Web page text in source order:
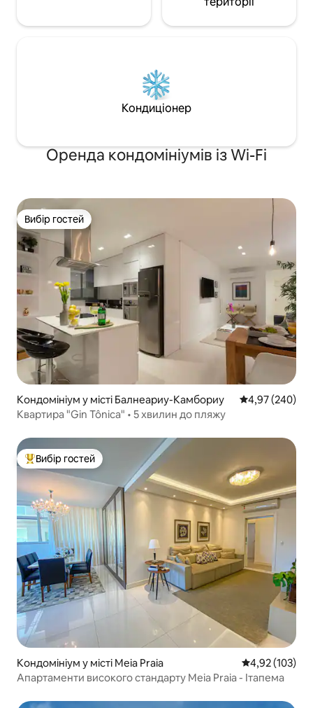
Кондиціонер
Оренда кондомініумів із Wi-Fi
Вибір гостей
Вибір гостей
Кондомініум у місті Балнеариу-Камбориу Середня
4,97 (240)
Квартира "Gin Tônica" • 5 хвилин до пляжу
Топ вибір гостей
Вибір гостей
Кондомініум у місті Meia Praia Середня
4,92 (103)
Апартаменти високого стандарту Meia Praia - Ітапема